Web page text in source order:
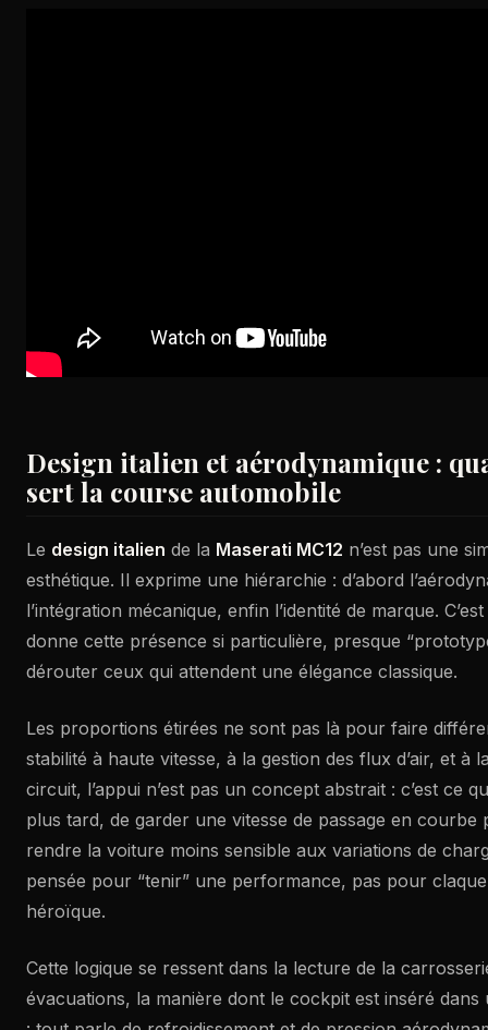
Design italien et aérodynamique :
sert la course automobile
Le design italien de la Maserati MC12 n’est pas une
esthétique. Il exprime une hiérarchie : d’abord
l’intégration mécanique, enfin l’identité de marque.
donne cette présence si particulière, presque
dérouter ceux qui attendent une élégance classique.
Les proportions étirées ne sont pas là pour faire
stabilité à haute vitesse, à la gestion des flux d’air, et à
circuit, l’appui n’est pas un concept abstrait : c’est ce
plus tard, de garder une vitesse de passage en courbe
rendre la voiture moins sensible aux variations de
pensée pour “tenir” une performance, pas pour
héroïque.
Cette logique se ressent dans la lecture de la
évacuations, la manière dont le cockpit est inséré